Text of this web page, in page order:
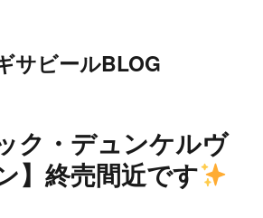
サビールBLOG
ク・デュンケルヴ
】終売間近です